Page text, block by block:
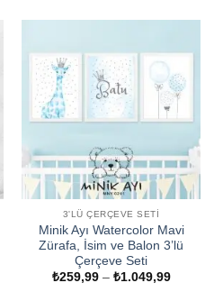
3'LÜ ÇERÇEVE SETI
Minik Ayı Watercolor Mavi
Zürafa, İsim ve Balon 3’lü
Çerçeve Seti
₺259,99 – ₺1.049,99Fiyat